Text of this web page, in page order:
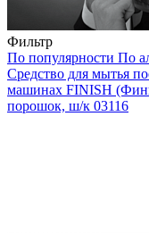
Фильтр
По популярности По
Средство для мытья
машинах FINISH
порошок, ш/к 03116